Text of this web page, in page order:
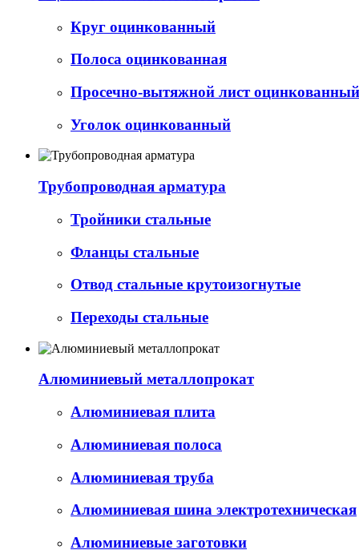
Круг оцинкованный
Полоса оцинкованная
Просечно-вытяжной лист
Уголок оцинкованный
Трубопроводная арматура
Тройники стальные
Фланцы стальные
Отвод стальные крутоизогнутые
Переходы стальные
Алюминиевый металлопрокат
Алюминиевая плита
Алюминиевая полоса
Алюминиевая труба
Алюминиевая шина электротехническая
Алюминиевые заготовки